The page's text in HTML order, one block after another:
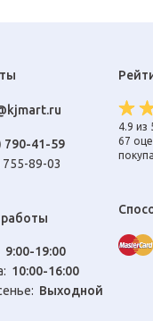
790-41-59
755-89-03
9:00-19:00
10:00-16:00
Выходной
4.9 из
67